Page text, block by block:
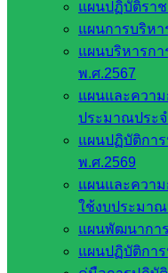
แผนปฏิบัติราช
แผนการบริห
แผนบริหารก
พ.ศ.2567
แผนและควา
ประมาณประ
แผนปฏิบัติกา
พ.ศ.2569
แผนและควา
ใช้งบประมาณ
แผนพัฒนากา
แผนปฏิบัติกา
Banwangree
หน่วยงาน
ที่เกี่ยวข้อง